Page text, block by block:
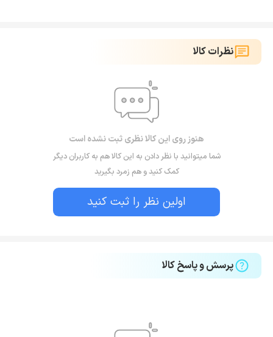
نظرات کالا
هنوز روی این کالا نظری ثبت نشده است
شما میتوانید با نظر دادن به این کالا هم به کاربران دیگر
کمک کنید و هم زمرد بگیرید
اولین نظر را ثبت کنید
پرسش و پاسخ کالا